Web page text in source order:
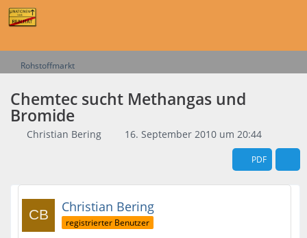
Rohstoffmarkt
Chemtec sucht Methangas und
Bromide
Christian Bering 16. September 2010 um 20:44
PDF
Christian Bering
registrierter Benutzer